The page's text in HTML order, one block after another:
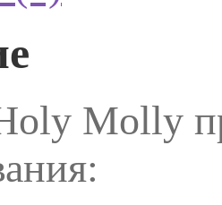
Molly